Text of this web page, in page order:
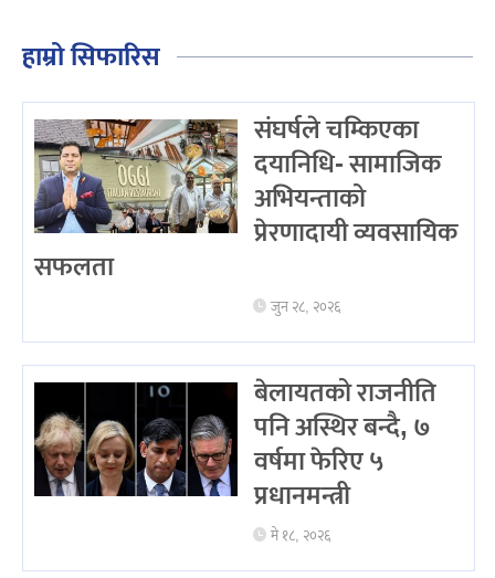
हाम्रो सिफारिस
संघर्षले चम्किएका
दयानिधि- सामाजिक
अभियन्ताको
प्रेरणादायी व्यवसायिक
सफलता
जुन २८, २०२६
बेलायतको राजनीति
पनि अस्थिर बन्दै, ७
वर्षमा फेरिए ५
प्रधानमन्त्री
मे १८, २०२६